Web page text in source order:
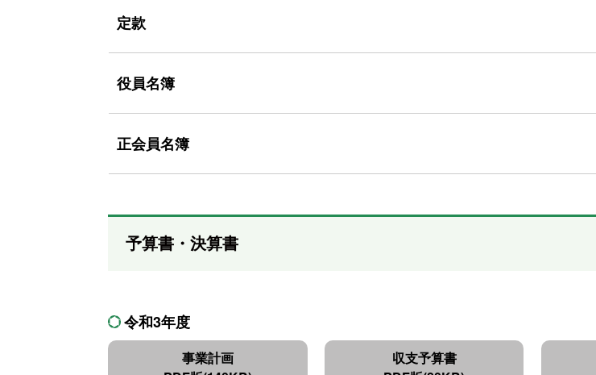
定款
役員名簿
正会員名簿
予算書・決算書
令和3年度
事業計画
収支予算書